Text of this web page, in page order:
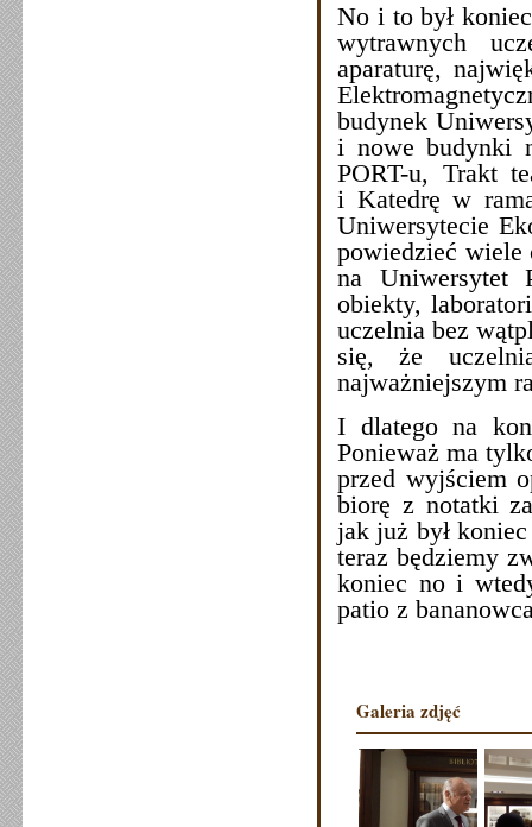
No i to był
wytrawnych
aparaturę,
budynek
i nowe budynki
PORT-u, Trakt
i Katedrę w
Uniwersytecie
powiedzieć wiele
na Uniwersytet
obiekty,
uczelnia bez
się, że
najważniejszym
I dlatego na
Ponieważ ma
przed wyjściem
biorę z notatki
jak już był
teraz będziemy
koniec no i
patio z
Galeria zdjęć